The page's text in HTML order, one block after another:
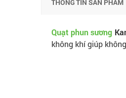
THÔNG TIN SẢN PHẨM
Quạt phun sương
không khí giúp